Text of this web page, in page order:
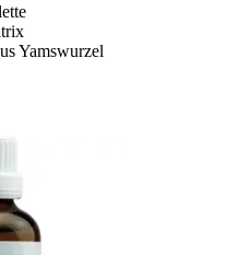
Yamswurzel